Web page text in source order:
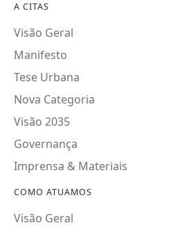
A CITAS
Visão Geral
Manifesto
Tese Urbana
Nova Categoria
Visão 2035
Governança
Imprensa & Materiais
COMO ATUAMOS
Visão Geral